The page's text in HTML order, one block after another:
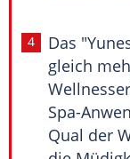
Das
gleich
Spa-
Qual der